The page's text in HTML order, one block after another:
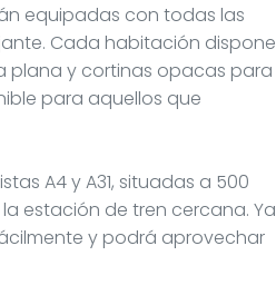
equipadas con todas las
Cada habitación dispone
plana y cortinas opacas para
para aquellos que
A4 y A31, situadas a 500
estación de tren cercana. Ya
y podrá aprovechar